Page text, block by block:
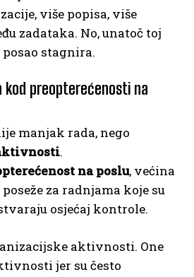
više popisa, više
zadataka. No, unatoč toj
stagnira.
kod preopterećenosti na
manjak rada, nego
.
na poslu, većina
za radnjama koje su
osjećaj kontrole.
aktivnosti. One
jer su često